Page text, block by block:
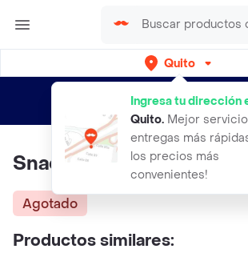
Quito
Ingresa tu dirección
Quito. Mejor
entregas más
los precios más
convenientes!
envíos gratis por semanas
Snack Cheese Tris Queso
Agotado
Productos similares: